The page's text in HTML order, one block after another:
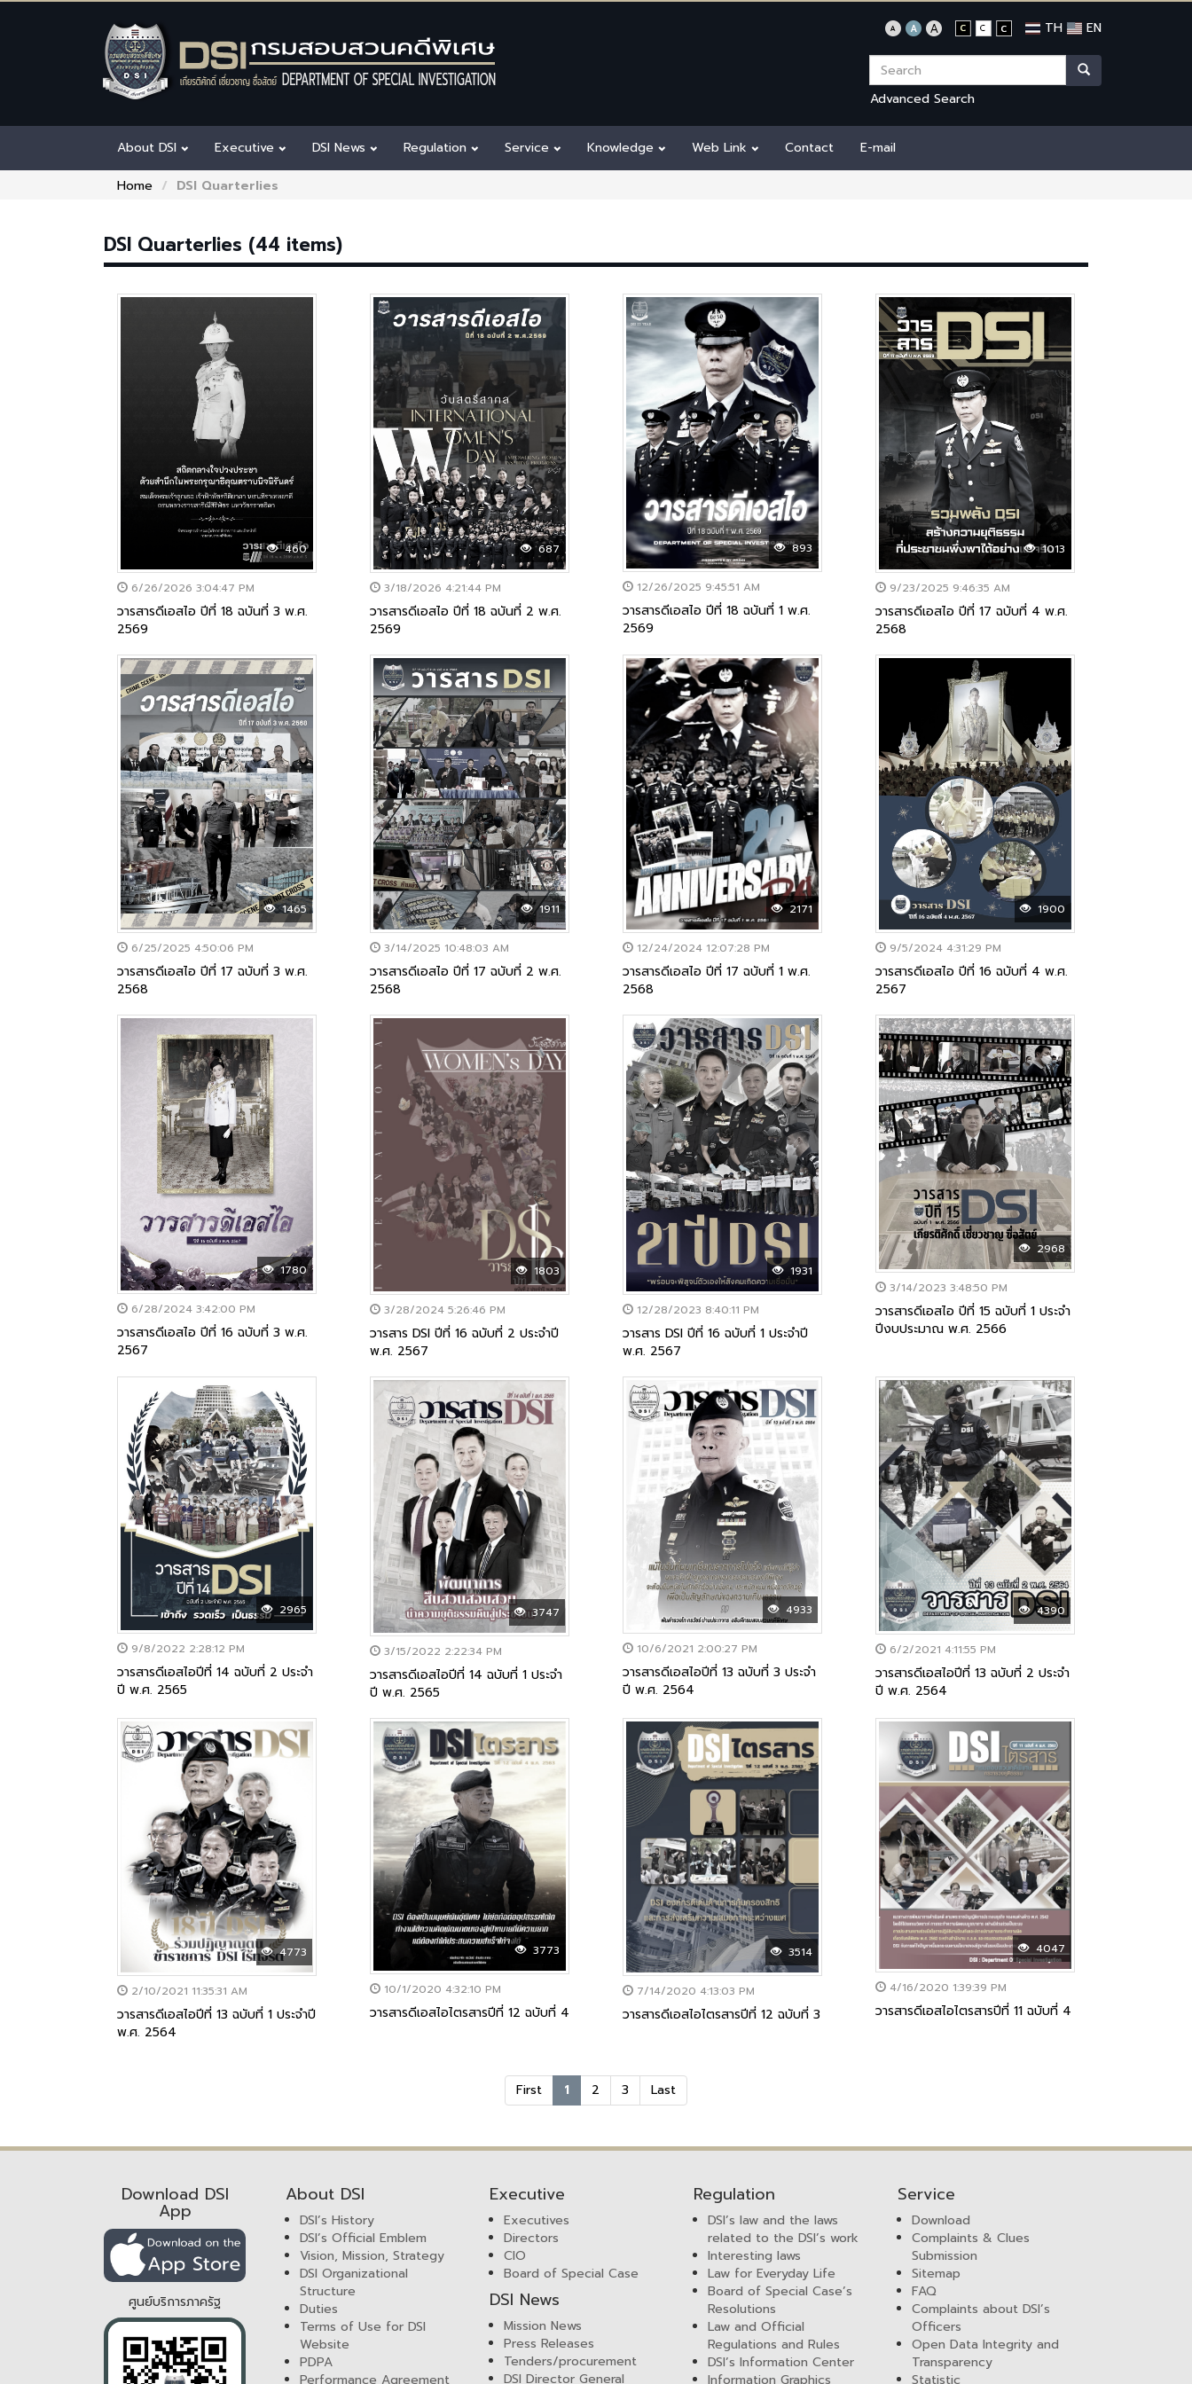
TH EN
Advanced Search
About DSI Executive DSI News Regulation Service Knowledge Web Link Contact E-mail
Home DSI Quarterlies
DSI Quarterlies (44 items)
460
6/26/2026 3:04:47 PM
วารสารดีเอสไอ ปีที่ 18 ฉบันที่ 3 พ.ศ.
2569
687
3/18/2026 4:21:44 PM
วารสารดีเอสไอ ปีที่ 18 ฉบันที่ 2 พ.ศ.
2569
893
12/26/2025 9:45:51 AM
วารสารดีเอสไอ ปีที่ 18 ฉบันที่ 1 พ.ศ.
2569
1013
9/23/2025 9:46:35 AM
วารสารดีเอสไอ ปีที่ 17 ฉบับที่ 4 พ.ศ.
2568
1465
6/25/2025 4:50:06 PM
วารสารดีเอสไอ ปีที่ 17 ฉบับที่ 3 พ.ศ.
2568
1911
3/14/2025 10:48:03 AM
วารสารดีเอสไอ ปีที่ 17 ฉบับที่ 2 พ.ศ.
2568
2171
12/24/2024 12:07:28 PM
วารสารดีเอสไอ ปีที่ 17 ฉบับที่ 1 พ.ศ.
2568
1900
9/5/2024 4:31:29 PM
วารสารดีเอสไอ ปีที่ 16 ฉบับที่ 4 พ.ศ.
2567
1780
6/28/2024 3:42:00 PM
วารสารดีเอสไอ ปีที่ 16 ฉบับที่ 3 พ.ศ.
2567
1803
3/28/2024 5:26:46 PM
วารสาร DSI ปีที่ 16 ฉบับที่ 2 ประจำปี
พ.ศ. 2567
1931
12/28/2023 8:40:11 PM
วารสาร DSI ปีที่ 16 ฉบับที่ 1 ประจำปี
พ.ศ. 2567
2968
3/14/2023 3:48:50 PM
วารสารดีเอสไอ ปีที่ 15 ฉบับที่ 1 ประจำ
ปีงบประมาณ พ.ศ. 2566
2965
9/8/2022 2:28:12 PM
วารสารดีเอสไอปีที่ 14 ฉบับที่ 2 ประจำ
ปี พ.ศ. 2565
3747
3/15/2022 2:22:34 PM
วารสารดีเอสไอปีที่ 14 ฉบับที่ 1 ประจำ
ปี พ.ศ. 2565
4933
10/6/2021 2:00:27 PM
วารสารดีเอสไอปีที่ 13 ฉบับที่ 3 ประจำ
ปี พ.ศ. 2564
4390
6/2/2021 4:11:55 PM
วารสารดีเอสไอปีที่ 13 ฉบับที่ 2 ประจำ
ปี พ.ศ. 2564
4773
2/10/2021 11:35:31 AM
วารสารดีเอสไอปีที่ 13 ฉบับที่ 1 ประจำปี
พ.ศ. 2564
3773
10/1/2020 4:32:10 PM
วารสารดีเอสไอไตรสารปีที่ 12 ฉบับที่ 4
3514
7/14/2020 4:13:03 PM
วารสารดีเอสไอไตรสารปีที่ 12 ฉบับที่ 3
4047
4/16/2020 1:39:39 PM
วารสารดีเอสไอไตรสารปีที่ 11 ฉบับที่ 4
First 1 2 3 Last
Download DSI
App
ศูนย์บริการภาครัฐ
About DSI
DSI’s History
DSI’s Official Emblem
Vision, Mission, Strategy
DSI Organizational
Structure
Duties
Terms of Use for DSI
Website
PDPA
Performance Agreement
Executive
Executives
Directors
CIO
Board of Special Case
DSI News
Mission News
Press Releases
Tenders/procurement
DSI Director General
Regulation
DSI’s law and the laws
related to the DSI’s work
Interesting laws
Law for Everyday Life
Board of Special Case’s
Resolutions
Law and Official
Regulations and Rules
DSI’s Information Center
Information Graphics
Service
Download
Complaints & Clues
Submission
Sitemap
FAQ
Complaints about DSI’s
Officers
Open Data Integrity and
Transparency
Statistic